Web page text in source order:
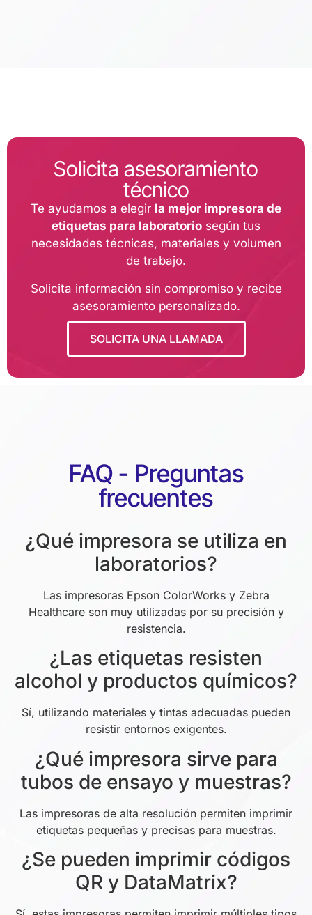
Solicita asesoramiento
técnico
Te ayudamos a elegir la mejor impresora de
etiquetas para laboratorio según tus
necesidades técnicas, materiales y volumen
de trabajo.
Solicita información sin compromiso y recibe
asesoramiento personalizado.
SOLICITA UNA LLAMADA
FAQ - Preguntas
frecuentes
¿Qué impresora se utiliza en
laboratorios?
Las impresoras Epson ColorWorks y Zebra
Healthcare son muy utilizadas por su precisión y
resistencia.
¿Las etiquetas resisten
alcohol y productos químicos?
Sí, utilizando materiales y tintas adecuadas pueden
resistir entornos exigentes.
¿Qué impresora sirve para
tubos de ensayo y muestras?
Las impresoras de alta resolución permiten imprimir
etiquetas pequeñas y precisas para muestras.
¿Se pueden imprimir códigos
QR y DataMatrix?